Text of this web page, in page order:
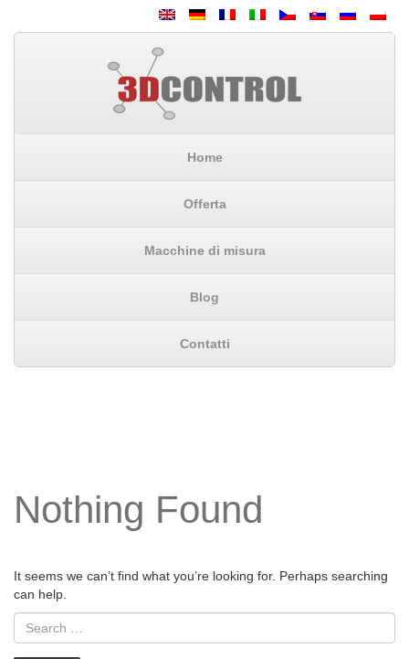
Home
Offerta
Macchine di misura
Blog
Contatti
Nothing Found
It seems we can’t find what you’re looking for. Perhaps searching
can help.